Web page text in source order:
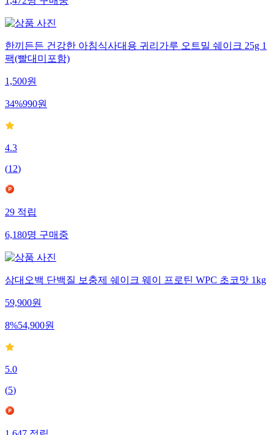
1,472명구매중
한끼든든 건강한 아침식사대용 귀리가루 오트밀 쉐이크 25g 1
팩(빨대미포함)
1,500원
34%990원
4.3
(12)
29적립
6,180명구매중
삼대오백 단백질 보충제 쉐이크 웨이 프로틴 WPC 초코맛 1kg
59,900원
8%54,900원
5.0
(5)